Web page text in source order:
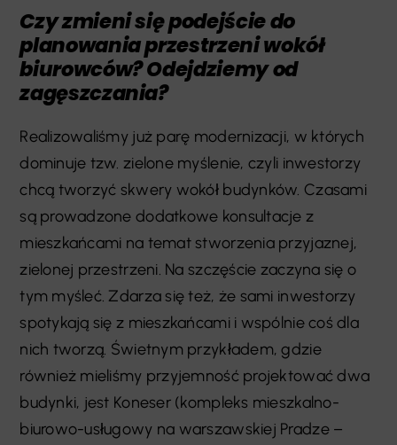
Czy zmieni się podejście do
planowania przestrzeni wokół
biurowców? Odejdziemy od
zagęszczania?
Realizowaliśmy już parę modernizacji, w których
dominuje tzw. zielone myślenie, czyli inwestorzy
chcą tworzyć skwery wokół budynków. Czasami
są prowadzone dodatkowe konsultacje z
mieszkańcami na temat stworzenia przyjaznej,
zielonej przestrzeni. Na szczęście zaczyna się o
tym myśleć. Zdarza się też, że sami inwestorzy
spotykają się z mieszkańcami i wspólnie coś dla
nich tworzą. Świetnym przykładem, gdzie
również mieliśmy przyjemność projektować dwa
budynki, jest Koneser (kompleks mieszkalno-
biurowo-usługowy na warszawskiej Pradze –